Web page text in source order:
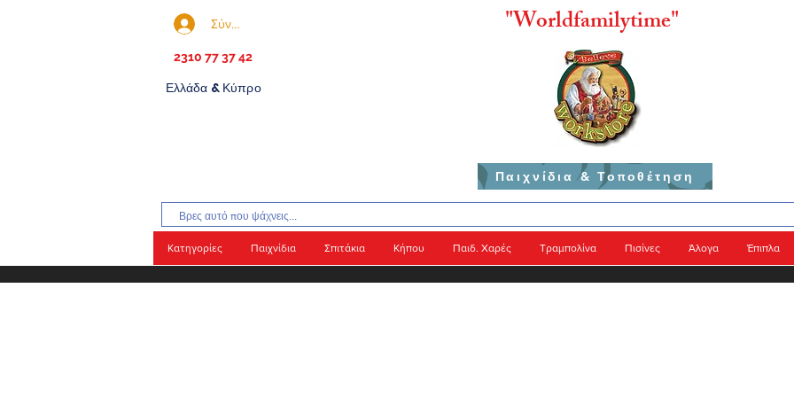
Σύνδεση
2310 77 37 42
Ελλάδα & Κύπρο
"Worldfamilytime"
Παιχνίδια & Τοποθέτηση
Κατηγορίες Παιχνίδια Σπιτάκια Κήπου Παιδ. Χαρές Τραμπολίνα Πισίνες Άλογα Έπιπλα